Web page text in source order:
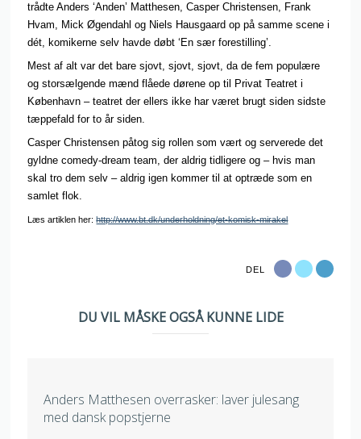
trådte Anders ‘Anden’ Matthesen, Casper Christensen, Frank
Hvam, Mick Øgendahl og Niels Hausgaard op på samme scene i
dét, komikerne selv havde døbt ‘En sær forestilling’.
Mest af alt var det bare sjovt, sjovt, sjovt, da de fem populære
og storsælgende mænd flåede dørene op til Privat Teatret i
København – teatret der ellers ikke har været brugt siden sidste
tæppefald for to år siden.
Casper Christensen påtog sig rollen som vært og serverede det
gyldne comedy-dream team, der aldrig tidligere og – hvis man
skal tro dem selv – aldrig igen kommer til at optræde som en
samlet flok.
Læs artiklen her:http://www.bt.dk/underholdning/et-komisk-mirakel
DEL
DU VIL MÅSKE OGSÅ KUNNE LIDE
Anders Matthesen overrasker: laver julesang
med dansk popstjerne